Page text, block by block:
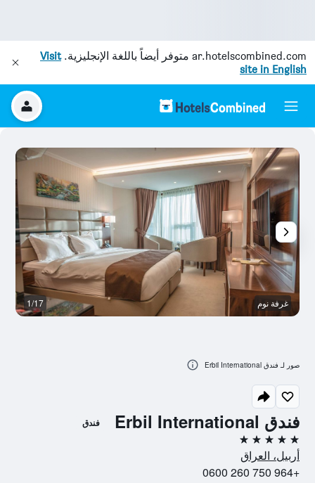
ar.hotelscombined.com متوفر أيضاً باللغة الإنجليزية.Visit
site in English
فندق Erbil International فندق
5 نجوم
أربيل، العراق
+964 750 260 0600
غرفة نوم 1/17
صور لـ فندق Erbil International